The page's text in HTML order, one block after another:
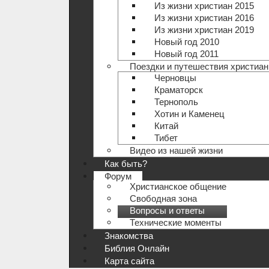
Из жизни христиан 2015
Из жизни христиан 2016
Из жизни христиан 2019
Новый год 2010
Новый год 2011
Поездки и путешествия христиан
Черновцы
Краматорск
Тернополь
Хотин и Каменец
Китай
Тибет
Видео из нашей жизни
Как быть?
Форум
Христианское общение
Свободная зона
Вопросы и ответы
Технические моменты
Знакомства
Библия Онлайн
Карта сайта